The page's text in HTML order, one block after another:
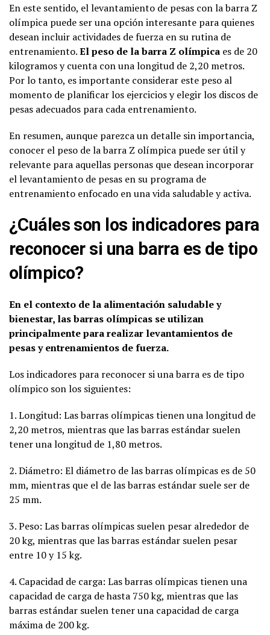
En este sentido, el levantamiento de pesas con la barra Z
olímpica puede ser una opción interesante para quienes
desean incluir actividades de fuerza en su rutina de
entrenamiento.El peso de la barra Z olímpica es de 20
kilogramos y cuenta con una longitud de 2,20 metros.
Por lo tanto, es importante considerar este peso al
momento de planificar los ejercicios y elegir los discos de
pesas adecuados para cada entrenamiento.
En resumen, aunque parezca un detalle sin importancia,
conocer el peso de la barra Z olímpica puede ser útil y
relevante para aquellas personas que desean incorporar
el levantamiento de pesas en su programa de
entrenamiento enfocado en una vida saludable y activa.
¿Cuáles son los indicadores para
reconocer si una barra es de tipo
olímpico?
En el contexto de la alimentación saludable y
bienestar, las barras olímpicas se utilizan
principalmente para realizar levantamientos de
pesas y entrenamientos de fuerza.
Los indicadores para reconocer si una barra es de tipo
olímpico son los siguientes:
1. Longitud: Las barras olímpicas tienen una longitud de
2,20 metros, mientras que las barras estándar suelen
tener una longitud de 1,80 metros.
2. Diámetro: El diámetro de las barras olímpicas es de 50
mm, mientras que el de las barras estándar suele ser de
25 mm.
3. Peso: Las barras olímpicas suelen pesar alrededor de
20 kg, mientras que las barras estándar suelen pesar
entre 10 y 15 kg.
4. Capacidad de carga: Las barras olímpicas tienen una
capacidad de carga de hasta 750 kg, mientras que las
barras estándar suelen tener una capacidad de carga
máxima de 200 kg.